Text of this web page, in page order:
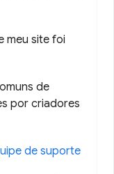
meu site foi
de
por criadores
de suporte